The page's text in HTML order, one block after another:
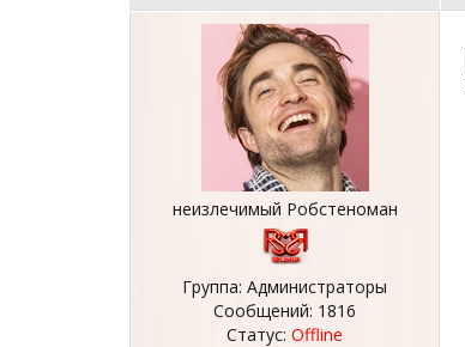
неизлечимый Робстеноман
Группа: Администраторы
Сообщений: 1816
Статус: Offline